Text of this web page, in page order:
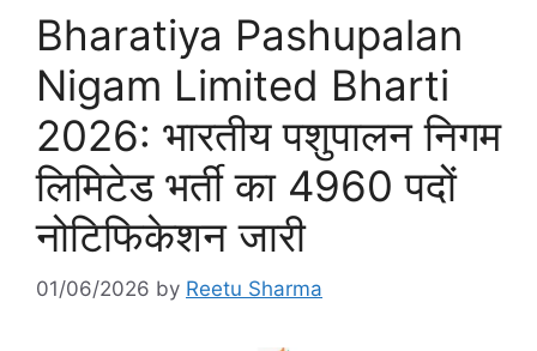
Bharatiya Pashupalan
Nigam Limited Bharti
2026: भारतीय पशुपालन निगम
लिमिटेड भर्ती का 4960 पदों
नोटिफिकेशन जारी
01/06/2026 by Reetu Sharma